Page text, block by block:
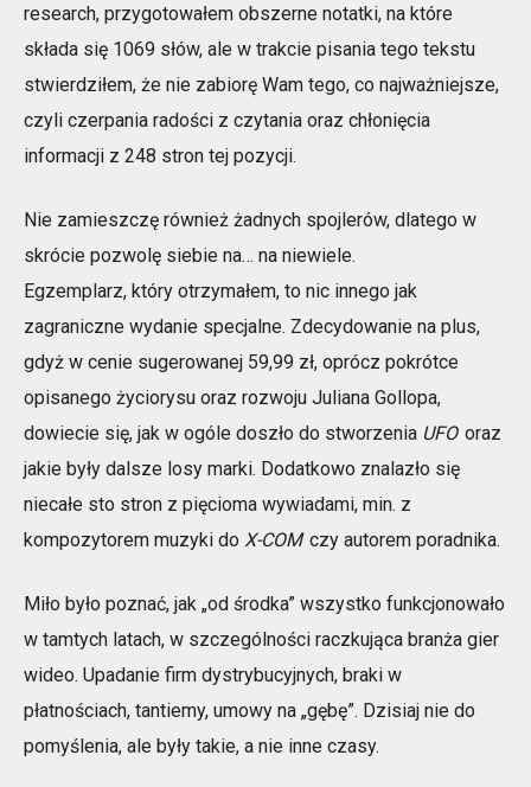
research, przygotowałem obszerne notatki, na które
składa się 1069 słów, ale w trakcie pisania tego tekstu
stwierdziłem, że nie zabiorę Wam tego, co najważniejsze,
czyli czerpania radości z czytania oraz chłonięcia
informacji z 248 stron tej pozycji.
Nie zamieszczę również żadnych spojlerów, dlatego w
skrócie pozwolę siebie na… na niewiele.
Egzemplarz, który otrzymałem, to nic innego jak
zagraniczne wydanie specjalne. Zdecydowanie na plus,
gdyż w cenie sugerowanej 59,99 zł, oprócz pokrótce
opisanego życiorysu oraz rozwoju Juliana Gollopa,
dowiecie się, jak w ogóle doszło do stworzenia UFO oraz
jakie były dalsze losy marki. Dodatkowo znalazło się
niecałe sto stron z pięcioma wywiadami, min. z
kompozytorem muzyki do X-COMczy autorem poradnika.
Miło było poznać, jak „od środka” wszystko funkcjonowało
w tamtych latach, w szczególności raczkująca branża gier
wideo. Upadanie firm dystrybucyjnych, braki w
płatnościach, tantiemy, umowy na „gębę”. Dzisiaj nie do
pomyślenia, ale były takie, a nie inne czasy.